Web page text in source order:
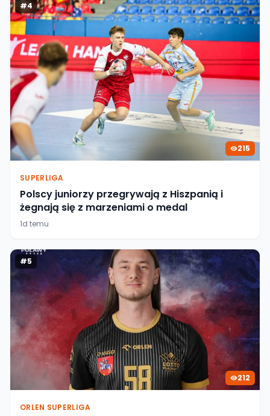
#4
215
SUPERLIGA
Polscy juniorzy przegrywają z Hiszpanią i
żegnają się z marzeniami o medal
1d temu
#5
212
ORLEN SUPERLIGA